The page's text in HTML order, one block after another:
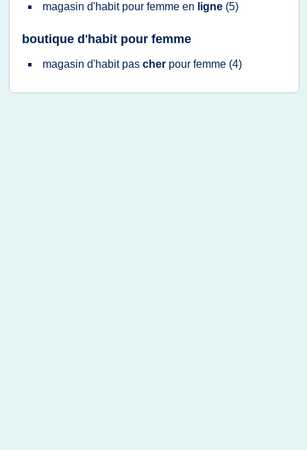
magasin d'habit pour femme en ligne (5)
boutique d'habit pour femme
magasin d'habit pas cher pour femme (4)